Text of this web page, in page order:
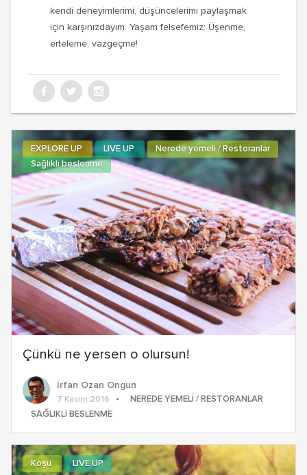
kendi deneyimlerimi, düşüncelerimi paylaşmak
için karşınızdayım. Yaşam felsefemiz: Üşenme,
erteleme, vazgeçme!
Çünkü ne yersen o olursun!
EXPLORE UP LIVE UP
Nerede yemeli / Restoranlar
Sağlıklı beslenme
İrfan Ozan Ongun
7 Kasım 2016
NEREDE YEMELI / RESTORANLAR
SAĞLIKLI BESLENME
Koşu LIVE UP